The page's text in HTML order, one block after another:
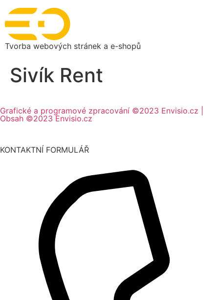
Tvorba webových stránek a e-shopů
Sivík Rent
Grafické a programové zpracování ©2023 Envisio.cz |
Obsah ©2023 Envisio.cz
KONTAKTNÍ FORMULÁŘ